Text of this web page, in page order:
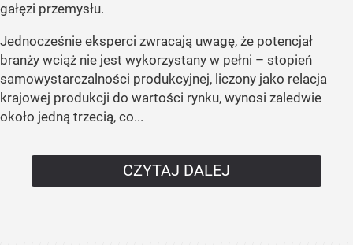
gałęzi przemysłu.
Jednocześnie eksperci zwracają uwagę, że potencjał
branży wciąż nie jest wykorzystany w pełni – stopień
samowystarczalności produkcyjnej, liczony jako relacja
krajowej produkcji do wartości rynku, wynosi zaledwie
około jedną trzecią, co...
CZYTAJ DALEJ